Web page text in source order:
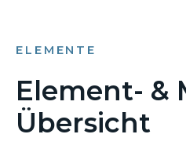
ELEMENTE
Element- &
Übersicht